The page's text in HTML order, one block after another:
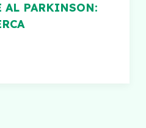
PARKINSON: